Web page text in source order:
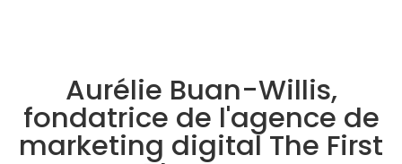
Aurélie Buan-Willis,
fondatrice de l'agence de
marketing digital The First